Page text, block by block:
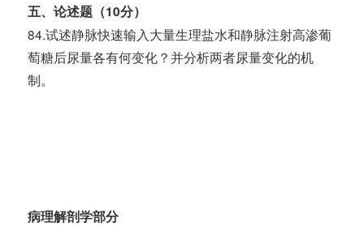
五、论述题（10分）
84.试述静脉快速输入大量生理盐水和静脉注射高渗葡
萄糖后尿量各有何变化？并分析两者尿量变化的机
制。
病理解剖学部分